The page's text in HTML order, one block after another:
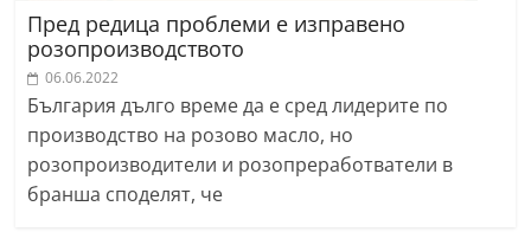
Пред редица проблеми е изправено
розопроизводството
06.06.2022
България дълго време да е сред лидерите по
производство на розово масло, но
розопроизводители и розопреработватели в
бранша споделят, че